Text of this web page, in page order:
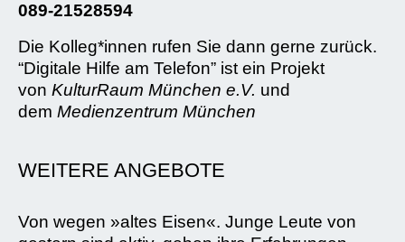
089-21528594
Die Kolleg*innen rufen Sie dann gerne zurück.
“Digitale Hilfe am Telefon” ist ein Projekt
von KulturRaum München e.V. und
dem Medienzentrum München
WEITERE ANGEBOTE
Von wegen »altes Eisen«. Junge Leute von